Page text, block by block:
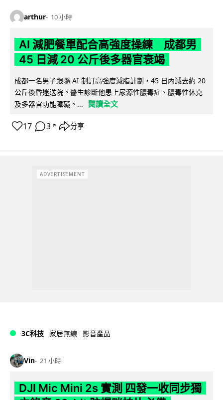
arthur 10 小時
AI 減肥餐單配合高強度操練 成都男
45 日減 20 公斤後多器官衰竭
成都一名男子跟隨 AI 制訂高強度減脂計劃，45 日內減去約 20
公斤後昏迷送院。醫生診斷他患上尿源性膿毒症、膿毒性休克
及多器官功能障礙。...
閱讀全文
17 3 ↗ 分享
ADVERTISEMENT
3C科技 家居無線 影音產品
Vin 21 小時
DJI Mic Mini 2s 實測 四發一收同步獨